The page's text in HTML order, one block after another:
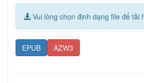
Vui lòng chọn định dạng file để tải
EPUB AZW3